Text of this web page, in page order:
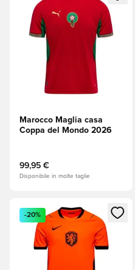
Marocco Maglia casa
Coppa del Mondo 2026
99,95 €
Disponibile in molte taglie
Apre una finestra modale
-20%